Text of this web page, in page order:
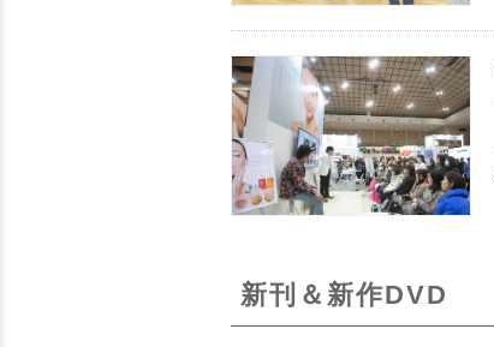
新刊＆新作DVD